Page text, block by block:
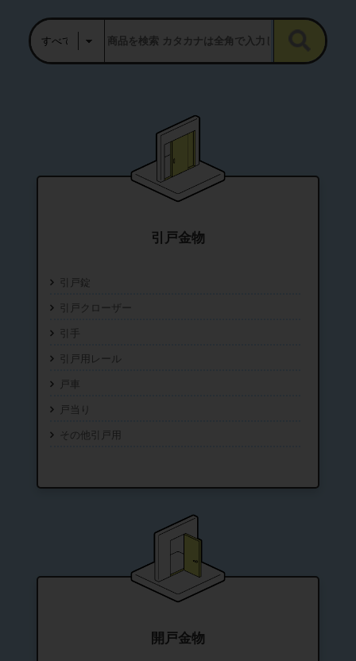
引戸金物
引戸錠
引戸クローザー
引手
引戸用レール
戸車
戸当り
その他引戸用
開戸金物